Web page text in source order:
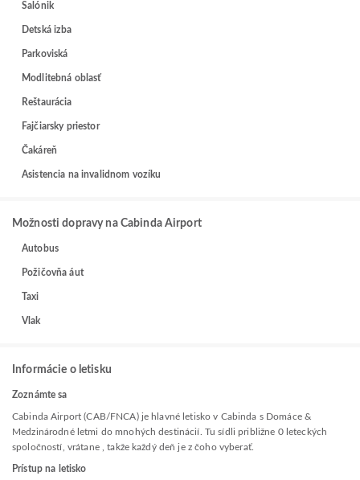
Salónik
Detská izba
Parkoviská
Modlitebná oblasť
Reštaurácia
Fajčiarsky priestor
Čakáreň
Asistencia na invalidnom vozíku
Možnosti dopravy na Cabinda Airport
Autobus
Požičovňa áut
Taxi
Vlak
Informácie o letisku
Zoznámte sa
Cabinda Airport (CAB/FNCA) je hlavné letisko v Cabinda s Domáce &
Medzinárodné letmi do mnohých destinácií. Tu sídli približne 0 leteckých
spoločností, vrátane , takže každý deň je z čoho vyberať.
Prístup na letisko